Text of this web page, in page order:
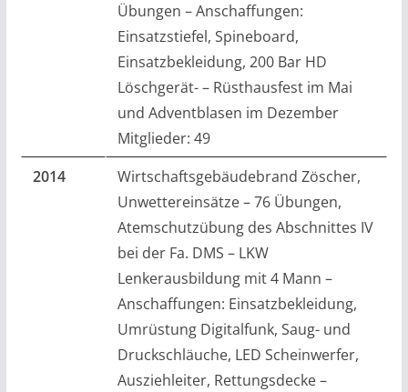
Übungen – Anschaffungen:
Einsatzstiefel, Spineboard,
Einsatzbekleidung, 200 Bar HD
Löschgerät- – Rüsthausfest im Mai
und Adventblasen im Dezember
Mitglieder: 49
2014
Wirtschaftsgebäudebrand Zöscher,
Unwettereinsätze – 76 Übungen,
Atemschutzübung des Abschnittes IV
bei der Fa. DMS – LKW
Lenkerausbildung mit 4 Mann –
Anschaffungen: Einsatzbekleidung,
Umrüstung Digitalfunk, Saug- und
Druckschläuche, LED Scheinwerfer,
Ausziehleiter, Rettungsdecke –